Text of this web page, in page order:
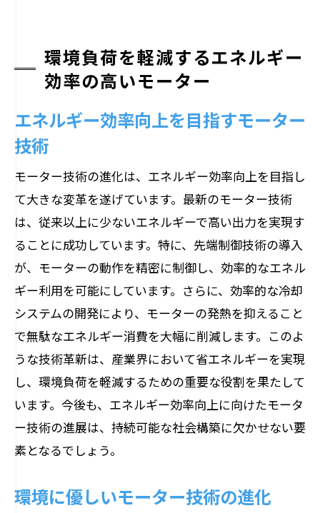
環境負荷を軽減するエネルギー
効率の高いモーター
エネルギー効率向上を目指すモーター
技術
モーター技術の進化は、エネルギー効率向上を目指し
て大きな変革を遂げています。最新のモーター技術
は、従来以上に少ないエネルギーで高い出力を実現す
ることに成功しています。特に、先端制御技術の導入
が、モーターの動作を精密に制御し、効率的なエネル
ギー利用を可能にしています。さらに、効率的な冷却
システムの開発により、モーターの発熱を抑えること
で無駄なエネルギー消費を大幅に削減します。このよ
うな技術革新は、産業界において省エネルギーを実現
し、環境負荷を軽減するための重要な役割を果たして
います。今後も、エネルギー効率向上に向けたモータ
ー技術の進展は、持続可能な社会構築に欠かせない要
素となるでしょう。
環境に優しいモーター技術の進化